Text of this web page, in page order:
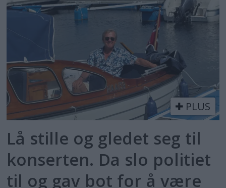
PLUS
Lå stille og gledet seg til
konserten. Da slo politiet
til og gav bot for å være